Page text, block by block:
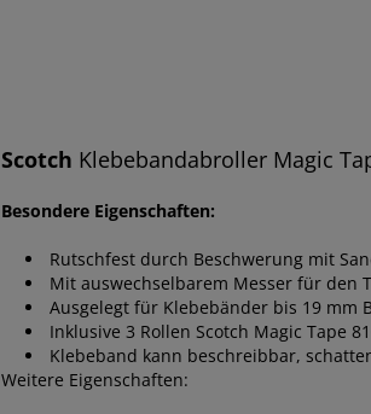
Scotch Klebebandabroller Magic
Besondere Eigenschaften:
Rutschfest durch Beschwerung mit
Mit auswechselbarem Messer für den
Ausgelegt für Klebebänder bis 19 mm
Inklusive 3 Rollen Scotch Magic Tape
Klebeband kann beschreibbar,
Weitere Eigenschaften: